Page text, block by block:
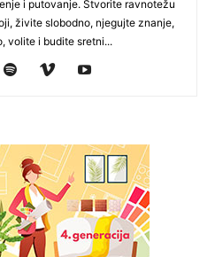
i putovanje. Stvorite ravnotežu
živite slobodno, njegujte znanje,
volite i budite sretni...